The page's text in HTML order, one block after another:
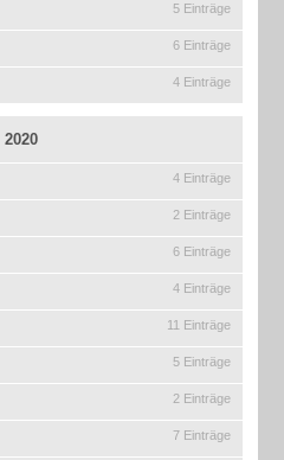
5 Einträge
6 Einträge
4 Einträge
2020
4 Einträge
2 Einträge
6 Einträge
4 Einträge
11 Einträge
5 Einträge
2 Einträge
7 Einträge